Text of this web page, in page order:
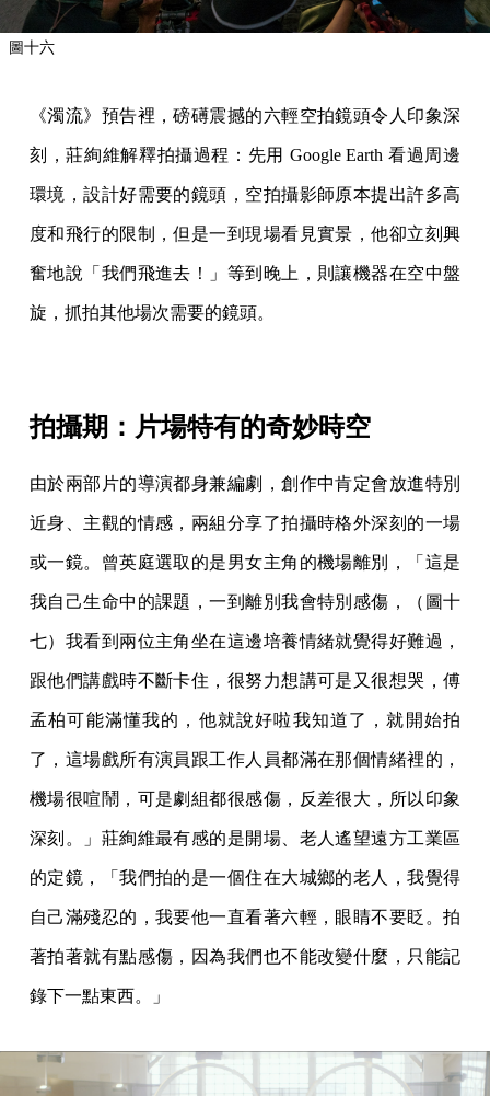
圖十六
《濁流》預告裡，磅礡震撼的六輕空拍鏡頭令人印象深
刻，莊絢維解釋拍攝過程：先用 Google Earth 看過周邊
環境，設計好需要的鏡頭，空拍攝影師原本提出許多高
度和飛行的限制，但是一到現場看見實景，他卻立刻興
奮地說「我們飛進去！」等到晚上，則讓機器在空中盤
旋，抓拍其他場次需要的鏡頭。
拍攝期：片場特有的奇妙時空
由於兩部片的導演都身兼編劇，創作中肯定會放進特別
近身、主觀的情感，兩組分享了拍攝時格外深刻的一場
或一鏡。曾英庭選取的是男女主角的機場離別，「這是
我自己生命中的課題，一到離別我會特別感傷，（圖十
七）我看到兩位主角坐在這邊培養情緒就覺得好難過，
跟他們講戲時不斷卡住，很努力想講可是又很想哭，傅
孟柏可能滿懂我的，他就說好啦我知道了，就開始拍
了，這場戲所有演員跟工作人員都滿在那個情緒裡的，
機場很喧鬧，可是劇組都很感傷，反差很大，所以印象
深刻。」莊絢維最有感的是開場、老人遙望遠方工業區
的定鏡，「我們拍的是一個住在大城鄉的老人，我覺得
自己滿殘忍的，我要他一直看著六輕，眼睛不要眨。拍
著拍著就有點感傷，因為我們也不能改變什麼，只能記
錄下一點東西。」